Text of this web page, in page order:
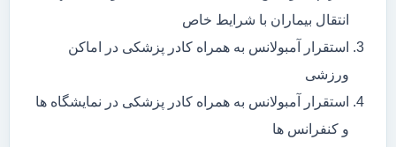
انتقال بیماران با شرایط خاص
استقرار آمبولانس به همراه کادر پزشکی در اماکن
ورزشی
استقرار آمبولانس به همراه کادر پزشکی در نمایشگاه ها
و کنفرانس ها